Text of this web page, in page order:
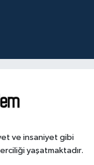
ve insaniyet gibi
yaşatmaktadır.